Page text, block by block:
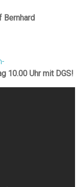
Bernhard
10.00 Uhr mit DGS!